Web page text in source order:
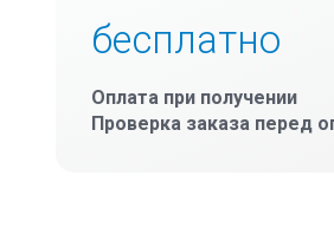
бесплатно
Оплата при получении
Проверка заказа перед